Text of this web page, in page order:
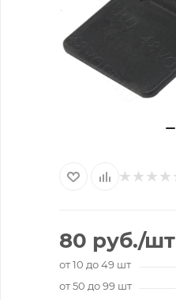
80 руб./шт
от 10 до 49 шт
от 50 до 99 шт